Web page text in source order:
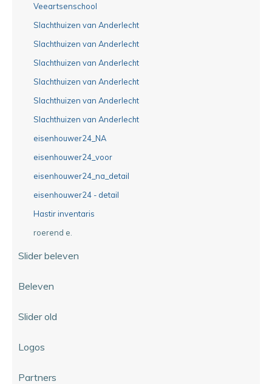
Veeartsenschool
Slachthuizen van Anderlecht
Slachthuizen van Anderlecht
Slachthuizen van Anderlecht
Slachthuizen van Anderlecht
Slachthuizen van Anderlecht
Slachthuizen van Anderlecht
eisenhouwer24_NA
eisenhouwer24_voor
eisenhouwer24_na_detail
eisenhouwer24 - detail
Hastir inventaris
roerend e.
Slider beleven
Beleven
Slider old
Logos
Partners